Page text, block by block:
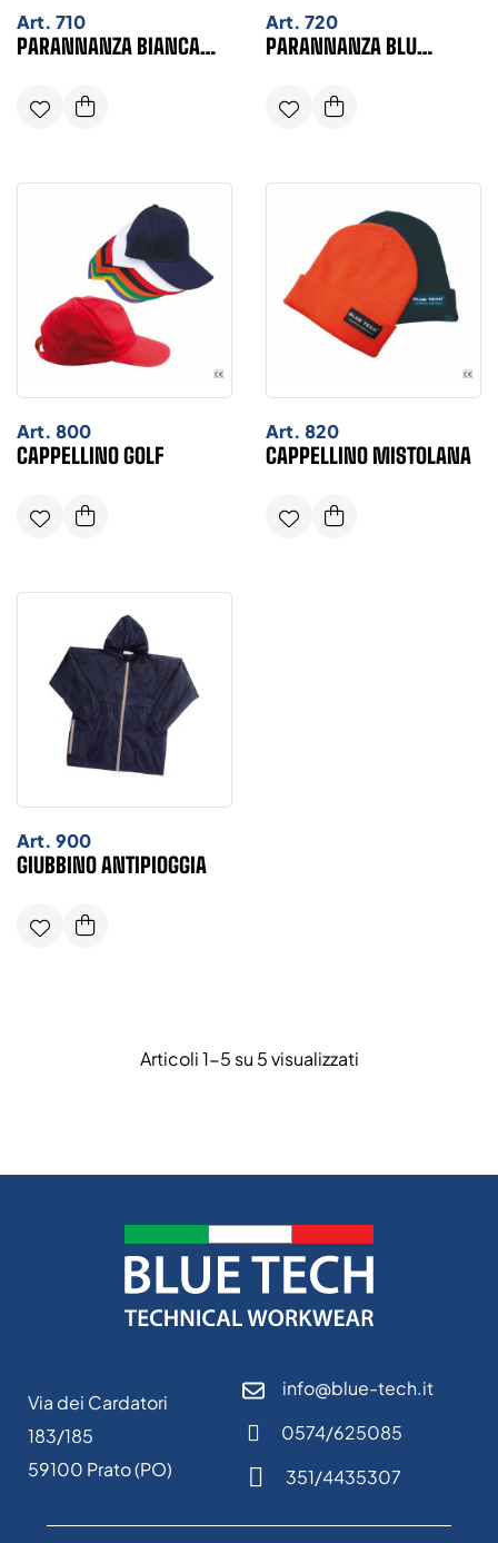
Art. 710
PARANNANZA BIANCA
Art. 720
PARANNANZA BLU
Art. 800
CAPPELLINO GOLF
Art. 820
CAPPELLINO MISTOLANA
Art. 900
GIUBBINO ANTIPIOGGIA
Articoli 1-5 su 5 visualizzati
Via dei Cardatori
183/185
59100 Prato (PO)
info@blue-tech.it
0574/625085
351/4435307